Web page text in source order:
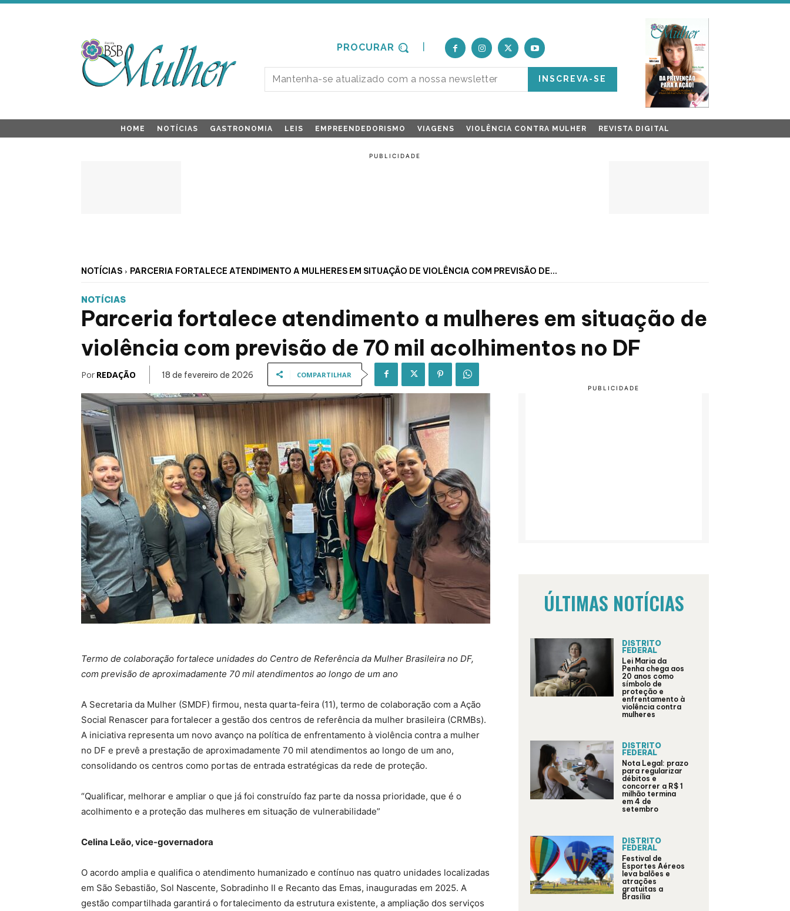
PROCURAR
INSCREVA-SE
HOME NOTÍCIAS GASTRONOMIA LEIS EMPREENDEDORISMO VIAGENS VIOLÊNCIA CONTRA MULHER REVISTA DIGITAL
NOTÍCIAS PARCERIA FORTALECE ATENDIMENTO A MULHERES EM SITUAÇÃO DE VIOLÊNCIA COM PREVISÃO DE...
NOTÍCIAS
Parceria fortalece atendimento a mulheres em situação de
violência com previsão de 70 mil acolhimentos no DF
Por REDAÇÃO 18 de fevereiro de 2026 COMPARTILHAR
Termo de colaboração fortalece unidades do Centro de Referência da Mulher Brasileira no DF,
com previsão de aproximadamente 70 mil atendimentos ao longo de um ano
A Secretaria da Mulher (SMDF) firmou, nesta quarta-feira (11), termo de colaboração com a Ação
Social Renascer para fortalecer a gestão dos centros de referência da mulher brasileira (CRMBs).
A iniciativa representa um novo avanço na política de enfrentamento à violência contra a mulher
no DF e prevê a prestação de aproximadamente 70 mil atendimentos ao longo de um ano,
consolidando os centros como portas de entrada estratégicas da rede de proteção.
“Qualificar, melhorar e ampliar o que já foi construído faz parte da nossa prioridade, que é o
acolhimento e a proteção das mulheres em situação de vulnerabilidade”
Celina Leão, vice-governadora
O acordo amplia e qualifica o atendimento humanizado e contínuo nas quatro unidades localizadas
em São Sebastião, Sol Nascente, Sobradinho II e Recanto das Emas, inauguradas em 2025. A
gestão compartilhada garantirá o fortalecimento da estrutura existente, a ampliação dos serviços
ÚLTIMAS NOTÍCIAS
DISTRITO
FEDERAL
Lei Maria da
Penha chega aos
20 anos como
símbolo de
proteção e
enfrentamento à
violência contra
mulheres
DISTRITO
FEDERAL
Nota Legal: prazo
para regularizar
débitos e
concorrer a R$ 1
milhão termina
em 4 de
setembro
DISTRITO
FEDERAL
Festival de
Esportes Aéreos
leva balões e
atrações
gratuitas a
Brasília